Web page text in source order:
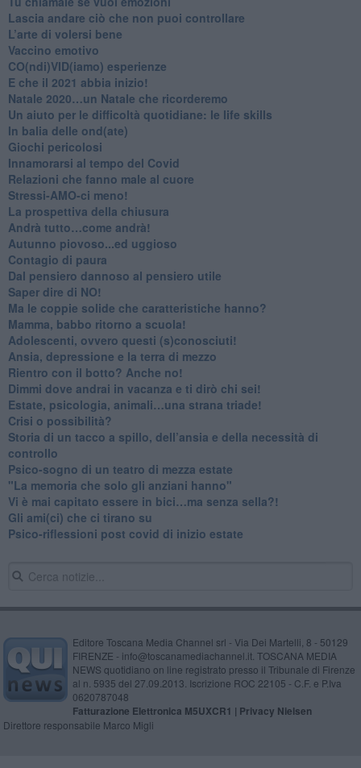
​Lascia andare ciò che non puoi controllare
L’arte di volersi bene
​Vaccino emotivo
CO(ndi)VID(iamo) esperienze
​E che il 2021 abbia inizio!
​Natale 2020…un Natale che ricorderemo
Un aiuto per le difficoltà quotidiane: le life skills
​In balia delle ond(ate)
Giochi pericolosi
Innamorarsi al tempo del Covid
​Relazioni che fanno male al cuore
​Stressi-AMO-ci meno!
​La prospettiva della chiusura
​Andrà tutto…come andrà!
Autunno piovoso...ed uggioso
​Contagio di paura
​Dal pensiero dannoso al pensiero utile
​Saper dire di NO!
​Ma le coppie solide che caratteristiche hanno?
​Mamma, babbo ritorno a scuola!
Adolescenti, ovvero questi (s)conosciuti!
Ansia, depressione e la terra di mezzo
​Rientro con il botto? Anche no!
Dimmi dove andrai in vacanza e ti dirò chi sei!
​Estate, psicologia, animali…una strana triade!
​Crisi o possibilità?
​Storia di un tacco a spillo, dell’ansia e della necessità di
controllo
​Psico-sogno di un teatro di mezza estate
"La memoria che solo gli anziani hanno"
​Vi è mai capitato essere in bici…ma senza sella?!
​Gli ami(ci) che ci tirano su
Psico-riflessioni post covid di inizio estate
Editore Toscana Media Channel srl - Via Dei Martelli, 8 - 50129
FIRENZE - info@toscanamediachannel.it. TOSCANA MEDIA
NEWS quotidiano on line registrato presso il Tribunale di Firenze
al n. 5935 del 27.09.2013. Iscrizione ROC 22105 - C.F. e P.Iva
0620787048
Fatturazione Elettronica M5UXCR1 | Privacy Nielsen
Direttore responsabile Marco Migli